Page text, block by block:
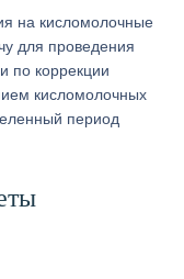
на кисломолочные
для проведения
по коррекции
кисломолочных
период